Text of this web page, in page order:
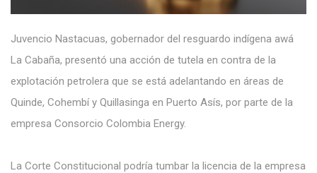
Juvencio Nastacuas, gobernador del resguardo indígena awá
La Cabaña, presentó una acción de tutela en contra de la
explotación petrolera que se está adelantando en áreas de
Quinde, Cohembí y Quillasinga en Puerto Asís, por parte de la
empresa Consorcio Colombia Energy.
La Corte Constitucional podría tumbar la licencia de la empresa